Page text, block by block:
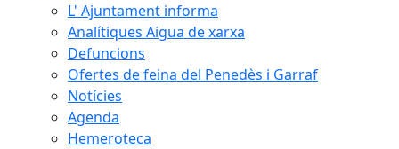
L' Ajuntament informa
Analítiques Aigua de xarxa
Defuncions
Ofertes de feina del Penedès i Garraf
Notícies
Agenda
Hemeroteca